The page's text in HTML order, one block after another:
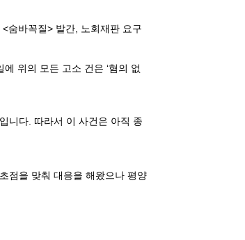
<숨바꼭질> 발간
노회재판 요구
에 위의 모든 고소 건은 ‘혐의 없
니다 따라서 이 사건은 아직 종
점을 맞춰 대응을 해왔으나 평양